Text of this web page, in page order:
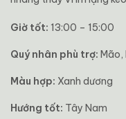
Giờ tốt: 13:00 – 15:00
Quý nhân phù trợ: Mão,
Màu hợp: Xanh dương
Hướng tốt: Tây Nam